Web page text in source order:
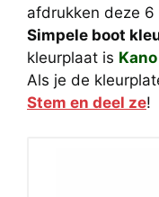
afdrukken deze
Simpele boot
kleurplaat is Kano
Als je de
Stem en deel ze!